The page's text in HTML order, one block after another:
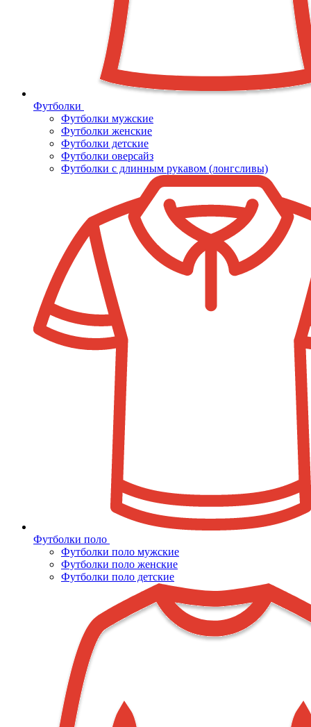
Футболки
Футболки мужские
Футболки женские
Футболки детские
Футболки оверсайз
Футболки с длинным рукавом (лонгсливы)
Футболки поло
Футболки поло мужские
Футболки поло женские
Футболки поло детские